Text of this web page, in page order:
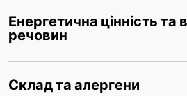
Енергетична цінність та
речовин
Склад та алергени